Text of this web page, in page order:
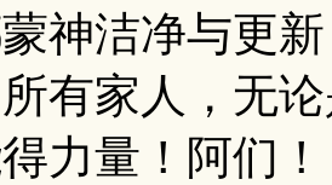
神洁净与更
有家人，无
力量！阿们！